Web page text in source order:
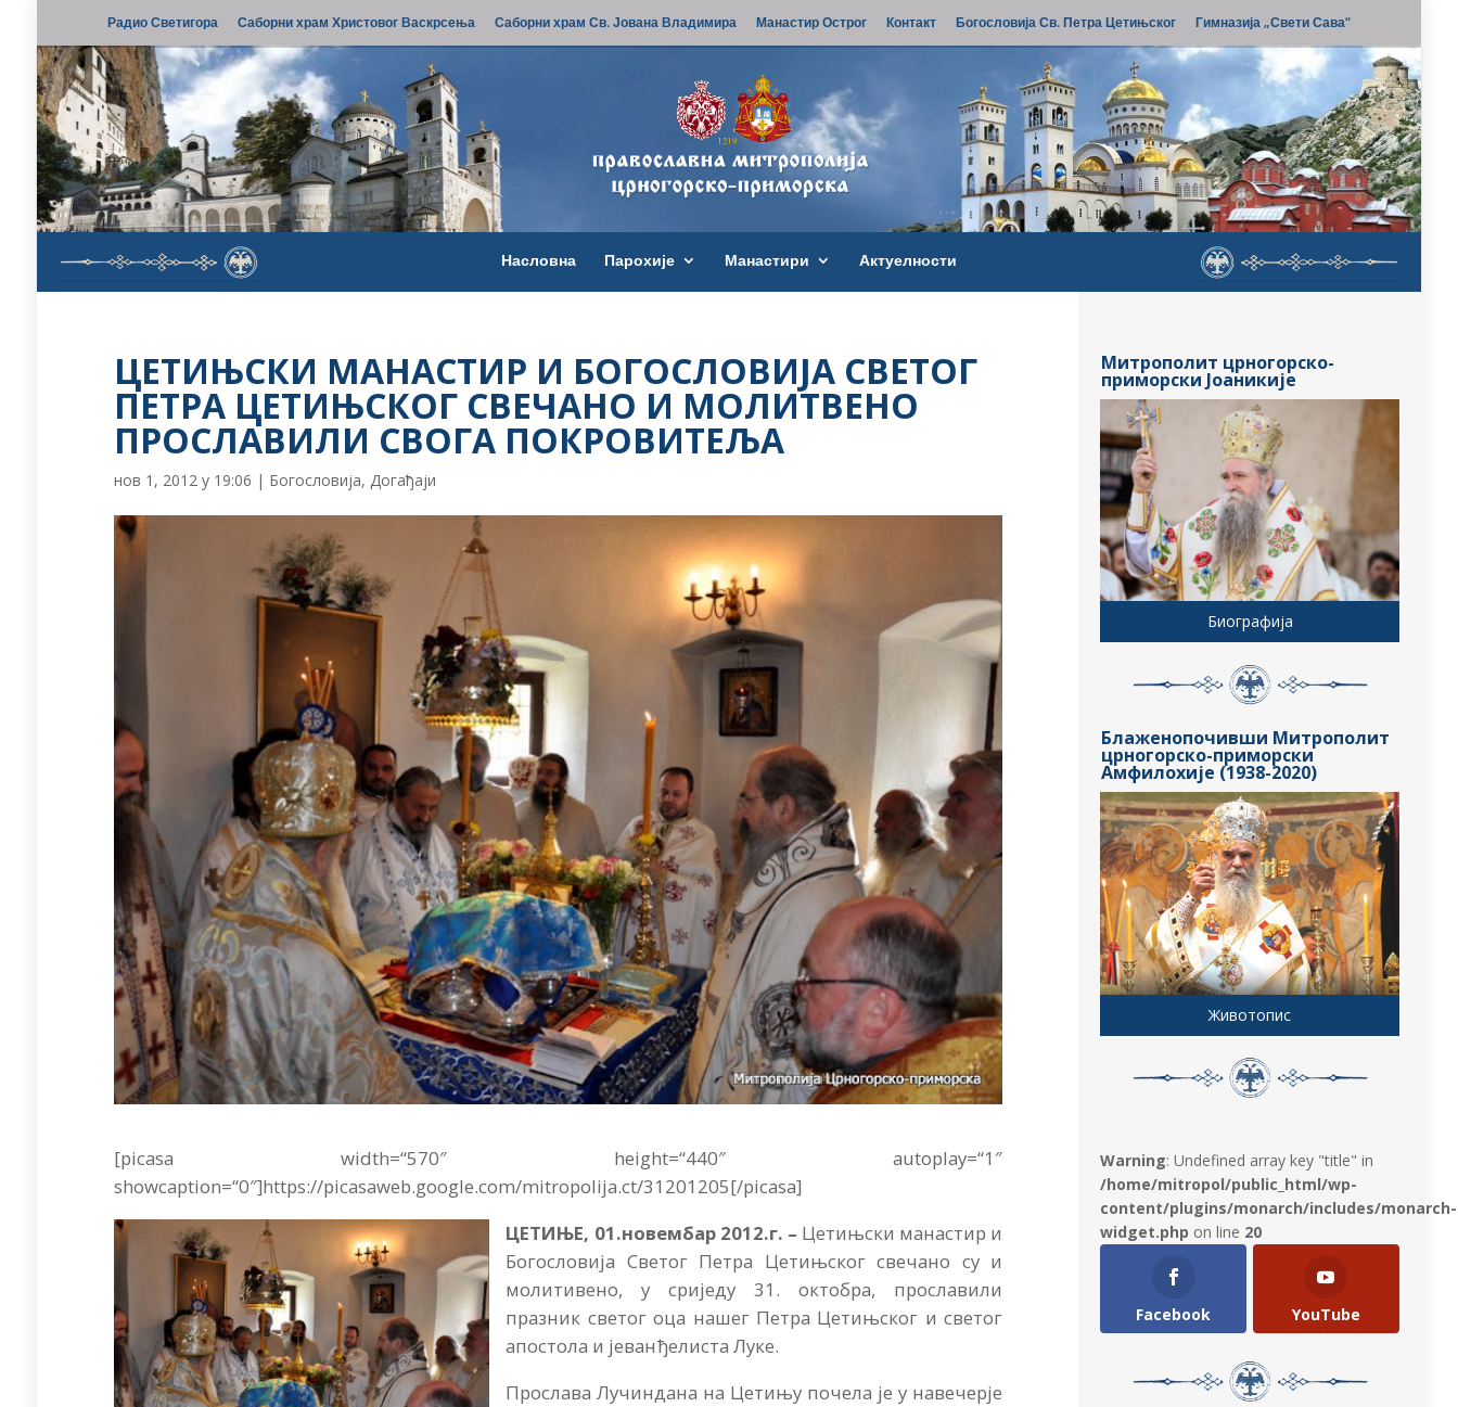
Радио Светигора Саборни храм Христовог Васкрсења Саборни храм Св. Јована Владимира Манастир Острог Контакт Богословија Св. Петра Цетињског Гимназија „Свети Сава“
Насловна Парохије Манастири Актуелности
ЦЕТИЊСКИ МАНАСТИР И БОГОСЛОВИЈА СВЕТОГ
ПЕТРА ЦЕТИЊСКОГ СВЕЧАНО И МОЛИТВЕНО
ПРОСЛАВИЛИ СВОГА ПОКРОВИТЕЉА
нов 1, 2012 у 19:06 | Богословија,Догађаји
[picasa width=“570″ height=“440″ autoplay=“1″
showcaption=“0″]https://picasaweb.google.com/mitropolija.ct/31201205[/picasa]
ЦЕТИЊЕ, 01.новембар 2012.г. – Цетињски манастир и
Богословија Светог Петра Цетињског свечано су и
молитивено, у сриједу 31. октобра, прославили
празник светог оца нашег Петра Цетињског и светог
апостола и јеванђелиста Луке.
Прослава Лучиндана на Цетињу почела је у навечерје
Митрополит црногорско-
приморски Јоаникије
Биографија
Блаженопочивши Митрополит
црногорско-приморски
Амфилохије (1938-2020)
Животопис
Warning: Undefined array key "title" in
/home/mitropol/public_html/wp-
content/plugins/monarch/includes/monarch-
widget.php on line 20
Facebook YouTube